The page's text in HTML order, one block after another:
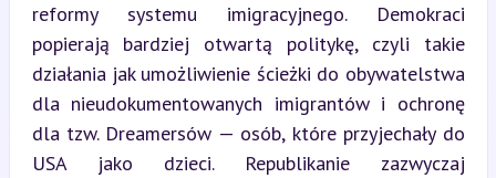
reformy systemu imigracyjnego. Demokraci
popierają bardziej otwartą politykę, czyli takie
działania jak umożliwienie ścieżki do obywatelstwa
dla nieudokumentowanych imigrantów i ochronę
dla tzw. Dreamersów — osób, które przyjechały do
USA jako dzieci. Republikanie zazwyczaj